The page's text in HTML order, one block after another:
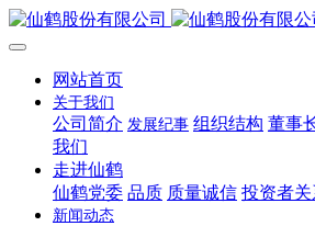
网站首页
关于我们
公司简介 发展纪事 组织结构 董事
我们
走进仙鹤
仙鹤党委 品质 质量诚信 投资者关
新闻动态